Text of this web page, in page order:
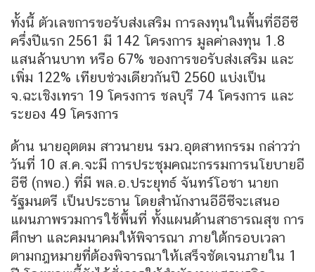
ทั้งนี้ ตัวเลขการขอรับส่งเสริม การลงทุนในพื้นที่อีอีซี
ครึ่งปีแรก 2561 มี 142 โครงการ มูลค่าลงทุน 1.8
แสนล้านบาท หรือ 67% ของการขอรับส่งเสริม และ
เพิ่ม 122% เทียบช่วงเดียวกันปี 2560 แบ่งเป็น
จ.ฉะเชิงเทรา 19 โครงการ ชลบุรี 74 โครงการ และ
ระยอง 49 โครงการ
ด้าน นายอุตตม สาวนายน รมว.อุตสาหกรรม กล่าวว่า
วันที่ 10 ส.ค.จะมี การประชุมคณะกรรมการนโยบายอี
อีซี (กพอ.) ที่มี พล.อ.ประยุทธ์ จันทร์โอชา นายก
รัฐมนตรี เป็นประธาน โดยสำนักงานอีอีซีจะเสนอ
แผนภาพรวมการใช้พื้นที่ ทั้งแผนด้านสาธารณสุข การ
ศึกษา และคมนาคมให้พิจารณา ภายใต้กรอบเวลา
ตามกฎหมายที่ต้องพิจารณาให้เสร็จชัดเจนภายใน 1